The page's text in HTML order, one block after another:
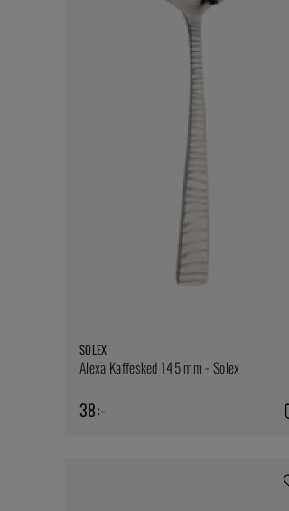
SOLEX
Alexa Kaffesked 145 mm - Solex
38:-